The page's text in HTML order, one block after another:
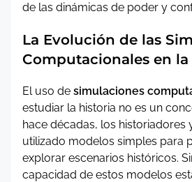
de las dinámicas de poder y
La Evolución de las
Computacionales en la
El uso de simulaciones
estudiar la historia no es un
hace décadas, los historiadores
utilizado modelos simples para
explorar escenarios históricos.
capacidad de estos modelos